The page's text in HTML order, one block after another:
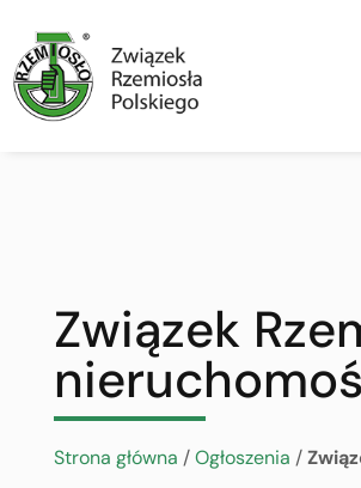
Związek
Strona główna /Ogłoszenia /